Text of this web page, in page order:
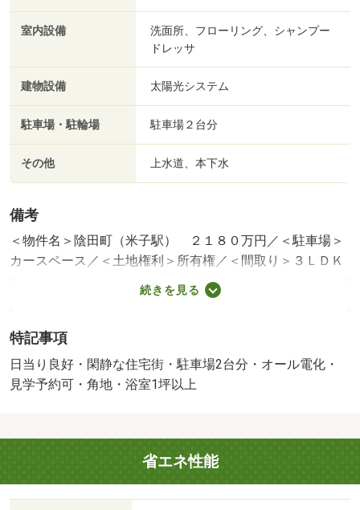
室内設備
洗面所、フローリング、シャンプー
ドレッサ
建物設備 太陽光システム
駐車場・駐輪場 駐車場２台分
その他 上水道、本下水
備考
＜物件名＞陰田町（米子駅） ２１８０万円／＜駐車場＞
カースペース／＜土地権利＞所有権／＜間取り＞３ＬＤＫ
／＜特徴＞米子市陰田町 築浅の中古物件です。、太陽光
発電システム・駐車２台可・リバーサイド・市街地が近
販売戸数：1戸
法令等制限：景観法
続きを見る
特記事項
日当り良好・閑静な住宅街・駐車場2台分・オール電化・
見学予約可・角地・浴室1坪以上
省エネ性能